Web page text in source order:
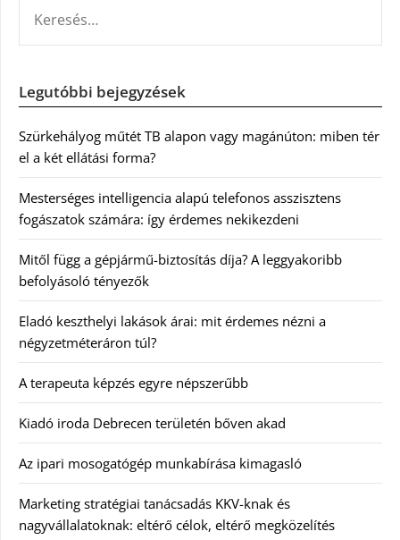
Legutóbbi bejegyzések
Szürkehályog műtét TB alapon vagy magánúton: miben tér
el a két ellátási forma?
Mesterséges intelligencia alapú telefonos asszisztens
fogászatok számára: így érdemes nekikezdeni
Mitől függ a gépjármű-biztosítás díja? A leggyakoribb
befolyásoló tényezők
Eladó keszthelyi lakások árai: mit érdemes nézni a
négyzetméteráron túl?
A terapeuta képzés egyre népszerűbb
Kiadó iroda Debrecen területén bőven akad
Az ipari mosogatógép munkabírása kimagasló
Marketing stratégiai tanácsadás KKV-knak és
nagyvállalatoknak: eltérő célok, eltérő megközelítés